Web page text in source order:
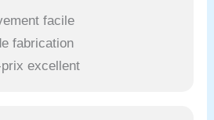
facile
fabrication
excellent